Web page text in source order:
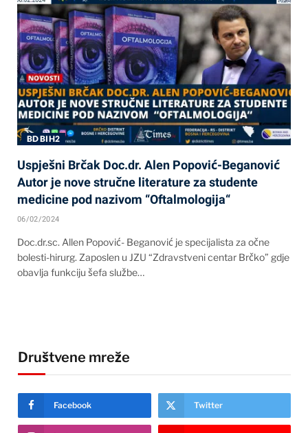
BD BIH2
Uspješni Brčak Doc.dr. Alen Popović-Beganović
Autor je nove stručne literature za studente
medicine pod nazivom “Oftalmologija“
06/02/2024
Doc.dr.sc. Allen Popović- Beganović je specijalista za očne
bolesti-hirurg. Zaposlen u JZU “Zdravstveni centar Brčko” gdje
obavlja funkciju šefa službe…
Društvene mreže
Facebook Twitter